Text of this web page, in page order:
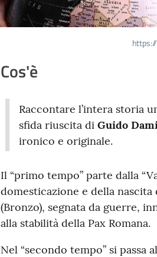
Cos'è
Raccontare l’intera storia
sfida riuscita di Guido
ironico e originale.
Il “primo tempo” parte dalla
domesticazione e della nascita
(Bronzo), segnata da guerre,
alla stabilità della Pax Romana.
Nel “secondo tempo” si passa